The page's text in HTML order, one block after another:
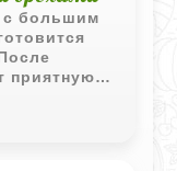
с большим
приятную
вкус с